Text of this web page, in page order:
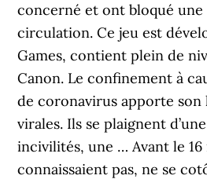
concerné et ont bloqué
circulation. Ce jeu est
Games, contient plein de
Canon. Le confinement à
de coronavirus apporte son
virales. Ils se plaignent
incivilités, une … Avant le 16
connaissaient pas, ne se